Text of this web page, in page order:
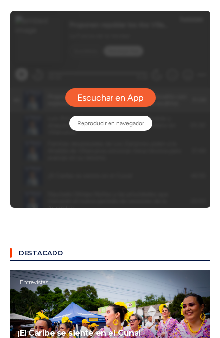
DESTACADO
Entrevistas
¡El Caribe se siente en el Cuna!